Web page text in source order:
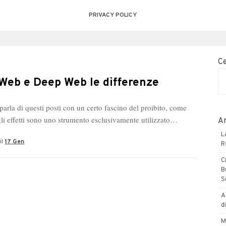
PRIVACY POLICY
e Deep Web le differenze
di questi posti con un certo fascino del proibito, come
effetti sono uno strumento esclusivamente utilizzato…
il17 Gen